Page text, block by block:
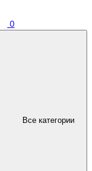
0
Все категории